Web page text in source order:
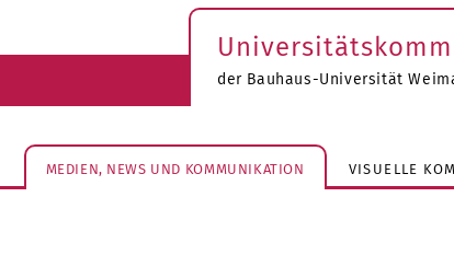
der Bauhaus-Universität
MEDIEN, NEWS UND KOMMUNIKATION VISUELLE